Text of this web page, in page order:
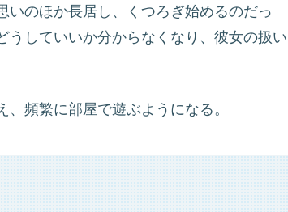
いのほか長居し、くつろぎ始めるのだっ
うしていいか分からなくなり、彼女の扱い
頻繁に部屋で遊ぶようになる。